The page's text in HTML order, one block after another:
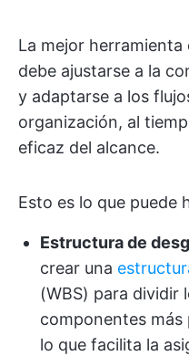
La mejor herramienta
debe ajustarse a la
y adaptarse a los
organización, al
eficaz del alcance.
Esto es lo que puede
Estructura de
crear una
(WBS) para dividir
componentes más
lo que facilita la